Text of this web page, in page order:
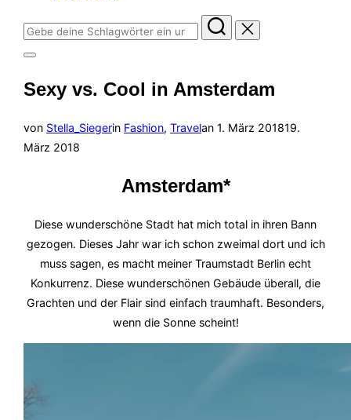
Suchen
nach:
Seitenleiste
Navigation
umschalten
Sexy vs. Cool in Amsterdam
von Stella_Siegerin Fashion, Travelan Veröffentlicht
1. März 201819.
März 2018
Amsterdam*
Diese wunderschöne Stadt hat mich total in ihren Bann
gezogen. Dieses Jahr war ich schon zweimal dort und ich
muss sagen, es macht meiner Traumstadt Berlin echt
Konkurrenz. Diese wunderschönen Gebäude überall, die
Grachten und der Flair sind einfach traumhaft. Besonders,
wenn die Sonne scheint!